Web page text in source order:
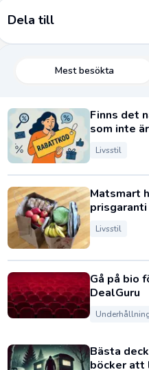
Dela till
Mest besökta
Finns det
som inte
Livsstil
Matsmart
prisgaranti
Livsstil
Gå på bio
DealGuru
Bästa
böcker att